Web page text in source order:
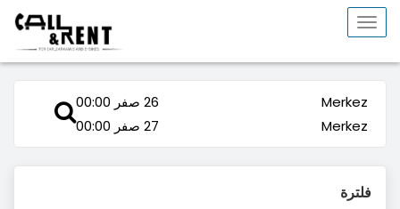
Toggle
Merkez
26 صفر 00:00
Merkez
27 صفر 00:00
فلترة